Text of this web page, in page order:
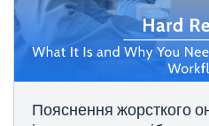
Пояснення жорсткого